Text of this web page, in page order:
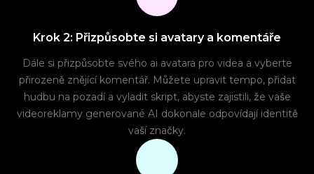
Krok 2: Přizpůsobte si avatary a komentáře
Dále si přizpůsobte svého ai avatara pro videa a vyberte
přirozeně znějící komentář. Můžete upravit tempo, přidat
hudbu na pozadí a vyladit skript, abyste zajistili, že vaše
videoreklamy generované AI dokonale odpovídají identitě
vaší značky.